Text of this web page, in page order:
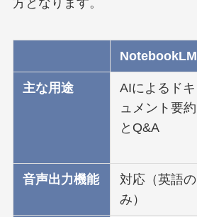
方となります。
NotebookLM
主な用途
AIによるドキ
ュメント要約
とQ&A
音声出力機能
対応（英語の
み）